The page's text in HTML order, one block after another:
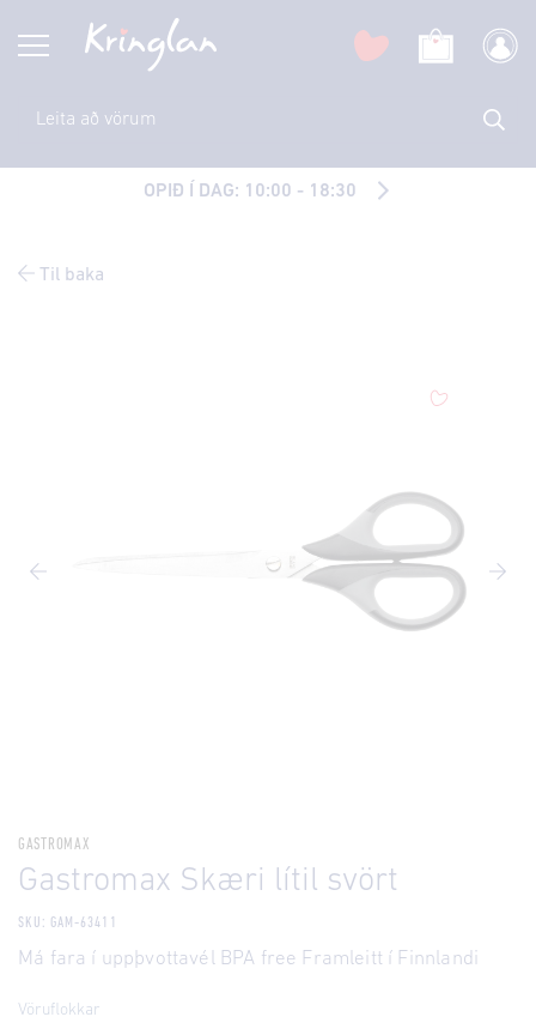
OPIÐ Í DAG: 10:00 - 18:30
Til baka
GASTROMAX
Gastromax Skæri lítil svört
SKU: GAM-63411
Má fara í uppþvottavél BPA free Framleitt í Finnlandi
Vöruflokkar